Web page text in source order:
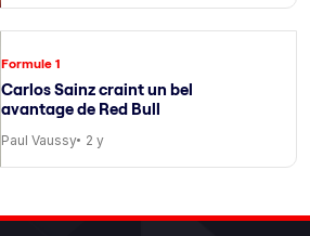
Formule 1
Carlos Sainz craint un bel
avantage de Red Bull
Paul Vaussy 2 y